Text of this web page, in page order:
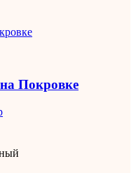
Покровке